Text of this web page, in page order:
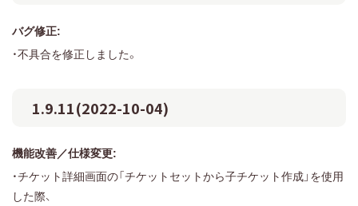
バグ修正:
・不具合を修正しました。
1.9.11(2022-10-04)
機能改善／仕様変更:
・チケット詳細画面の「チケットセットから子チケット作成」を使用
した際、